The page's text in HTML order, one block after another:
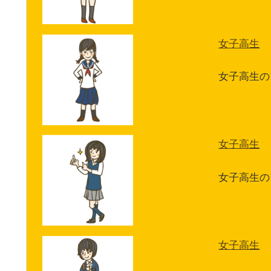
女子高生
女子高生
女子高生
女子高生
女子高生